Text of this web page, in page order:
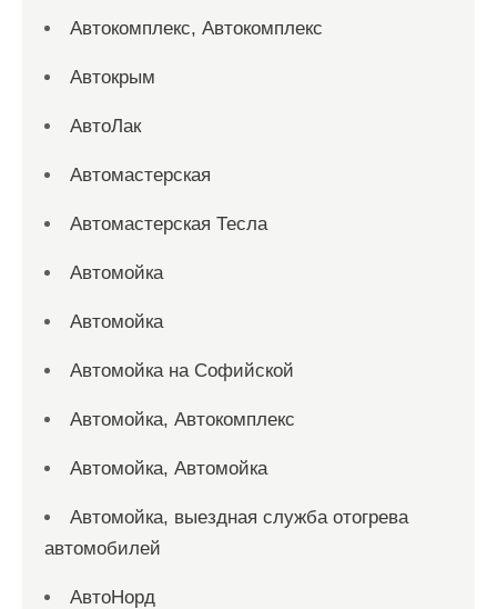
Автокомплекс, Автокомплекс
Автокрым
АвтоЛак
Автомастерская
Автомастерская Тесла
Автомойка
Автомойка
Автомойка на Софийской
Автомойка, Автокомплекс
Автомойка, Автомойка
Автомойка, выездная служба отогрева
автомобилей
АвтоНорд